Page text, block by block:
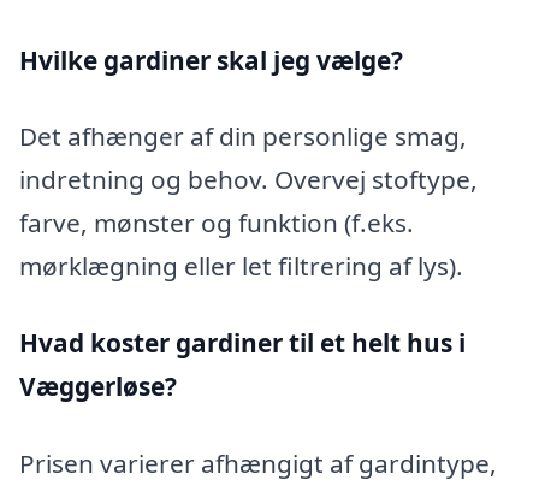
Hvilke gardiner skal jeg vælge?
Det afhænger af din personlige smag,
indretning og behov. Overvej stoftype,
farve, mønster og funktion (f.eks.
mørklægning eller let filtrering af lys).
Hvad koster gardiner til et helt hus i
Væggerløse?
Prisen varierer afhængigt af gardintype,